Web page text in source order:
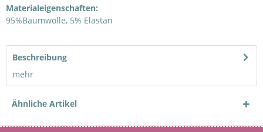
Materialeigenschaften:
95%Baumwolle, 5% Elastan
Beschreibung
mehr
Ähnliche Artikel